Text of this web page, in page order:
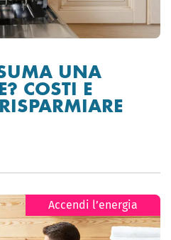
UNA
COSTI E
Accendi l’energia